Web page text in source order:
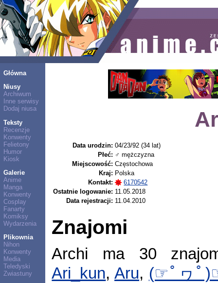
Główna
Niusy
Archiwum
Inne serwisy
Dodaj niusa
Teksty
Recenzje
Konwenty
Felietony
Humor
Kiosk
Galerie
Anime
Manga
Konwenty
Cosplay
Fanarty
Komiksy
Wydarzenia
Plikownia
Nihon
Konwenty
Media
Teledyski
Zwiastuny
Data urodzin: 04/23/92 (34 lat)
Płeć: ♂ mężczyzna
Miejscowość: Częstochowa
Kraj: Polska
Kontakt:
6170542
Ostatnie logowanie: 11.05.2018
Data rejestracji: 11.04.2010
Znajomi
Archi ma 30
Ari_kun,Aru, (☞ﾟヮﾟ